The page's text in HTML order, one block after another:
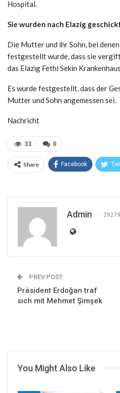
Hospital.
Sie wurden nach Elazig
Die Mutter und ihr Sohn, bei
festgestellt wurde, dass sie
das Elazig Fethi Sekin
Es wurde festgestellt, dass der
Mutter und Sohn angemessen sei.
Nachricht
0
33
Share Facebook
Admin
PREV POST
Präsident Erdoğan traf
sich mit Mehmet Şimşek
You Might Also Like